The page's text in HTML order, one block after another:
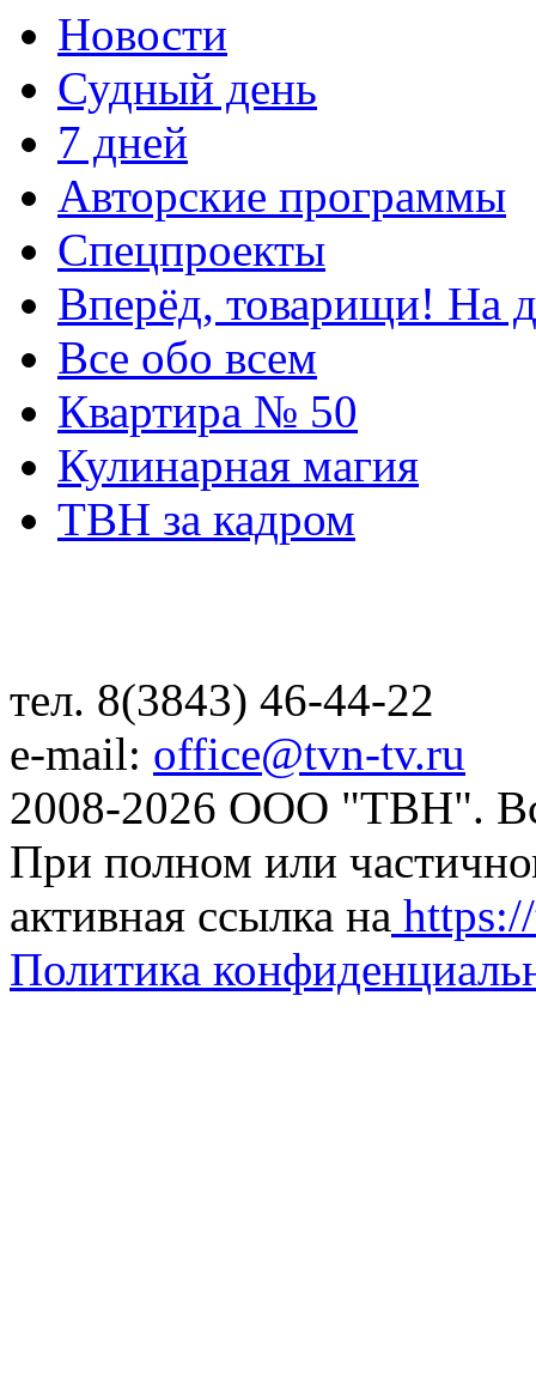
Новости
Судный день
7 дней
Авторские программы
Спецпроекты
Вперёд, товарищи! На
Все обо всем
Квартира № 50
Кулинарная магия
ТВН за кадром
тел. 8(3843) 46-44-22
e-mail: office@tvn-tv.ru
2008-2026 ООО "ТВН".
При полном или
активная ссылка на
Политика